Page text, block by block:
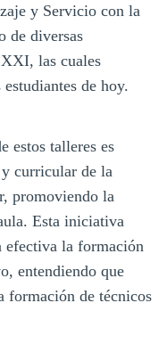
y Servicio con la
de diversas
las cuales
de hoy.
estos talleres es
curricular de la
promoviendo la
Esta iniciativa
efectiva la formación
entendiendo que
formación de técnicos